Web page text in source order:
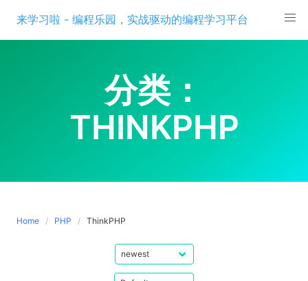
content
来学习啦 - 编程乐园，实战驱动的编程学习平台
分类：
THINKPHP
Home PHP ThinkPHP